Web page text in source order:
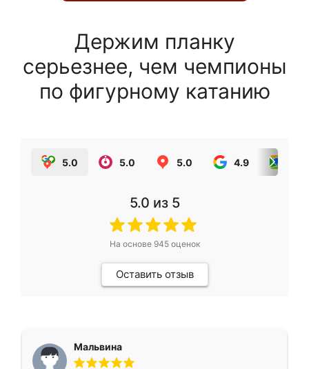
Держим планку
серьезнее, чем чемпионы
по фигурному катанию
5.0 5.0 5.0 4.9
5.0 из 5
На основе 945оценок
Оставить отзыв
Мальвина